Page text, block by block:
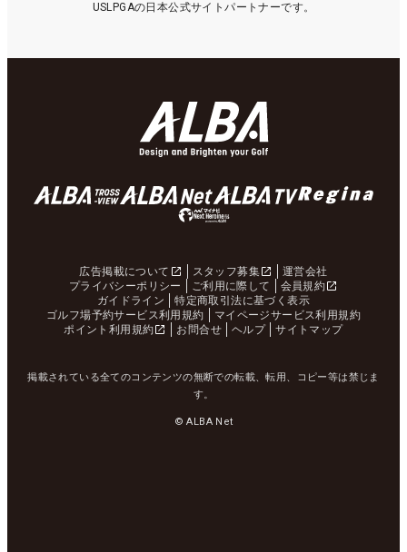
USLPGAの日本公式サイトパートナーです。
広告掲載について スタッフ募集
運営会社
プライバシーポリシー
ご利用に際して
会員規約
ガイドライン
特定商取引法に基づく表示
ゴルフ場予約サービス利用規約
マイページサービス利用規約
ポイント利用規約
お問合せ ヘルプ サイトマップ
掲載されている全てのコンテンツの無断での転載、転用、コピー等は禁じま
す。
© ALBA Net